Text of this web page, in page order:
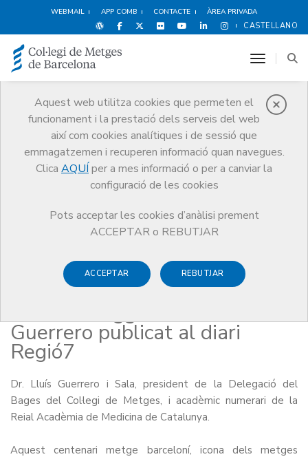
WEBMAIL APP COMB CONTACTE ÀREA PRIVADA
CASTELLANO
Aquest web utilitza cookies que permeten el
funcionament i la prestació dels serveis del web
així com cookies analítiques i de sessió que
emmagatzemen i recuperen informació quan navegues.
Clica AQUÍ per a mes informació o per a canviar la
configuració de les cookies
Pots acceptar les cookies d’anàlisi prement
ACCEPTAR o REBUTJAR
ACCEPTAR REBUTJAR
toggle
Notícies
Comunicació
Notícies
Article “Apologia del Dr. Moisés Broggi” del Dr. Lluís Guerrero publicat
al diari Regió7
25 DE NOVEMBRE DE 2008
Article “Apologia del Dr.
Moisés Broggi” del Dr. Lluís
Guerrero publicat al diari
Regió7
Dr. Lluís Guerrero i Sala, president de la Delegació del
Bages del Col·legi de Metges, i acadèmic numerari de la
Reial Acadèmia de Medicina de Catalunya.
Aquest centenari metge barceloní, icona dels metges